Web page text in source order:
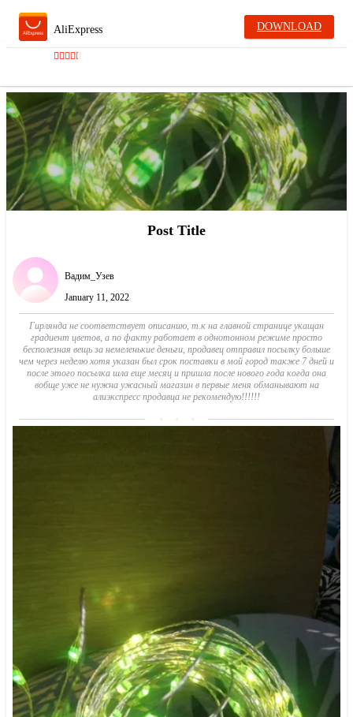
AliExpress DOWNLOAD
Post Title
Вадим_Узев
January 11, 2022
Гирлянда не соответствует описанию, т.к на главной странице укащан
градиент цветов, а по факту работает в однотонном режиме просто
бесполезная вещь за немеленькие деньги, продавец отправил посылку больше
чем через неделю хотя указан был срок поставки в мой город также 7 дней и
после этого посылка шла еще месяц и пришла после нового года когда она
вобще уже не нужна ужасный магазин в первые меня обманывают на
алиэкспресс продавца не рекомендую!!!!!!